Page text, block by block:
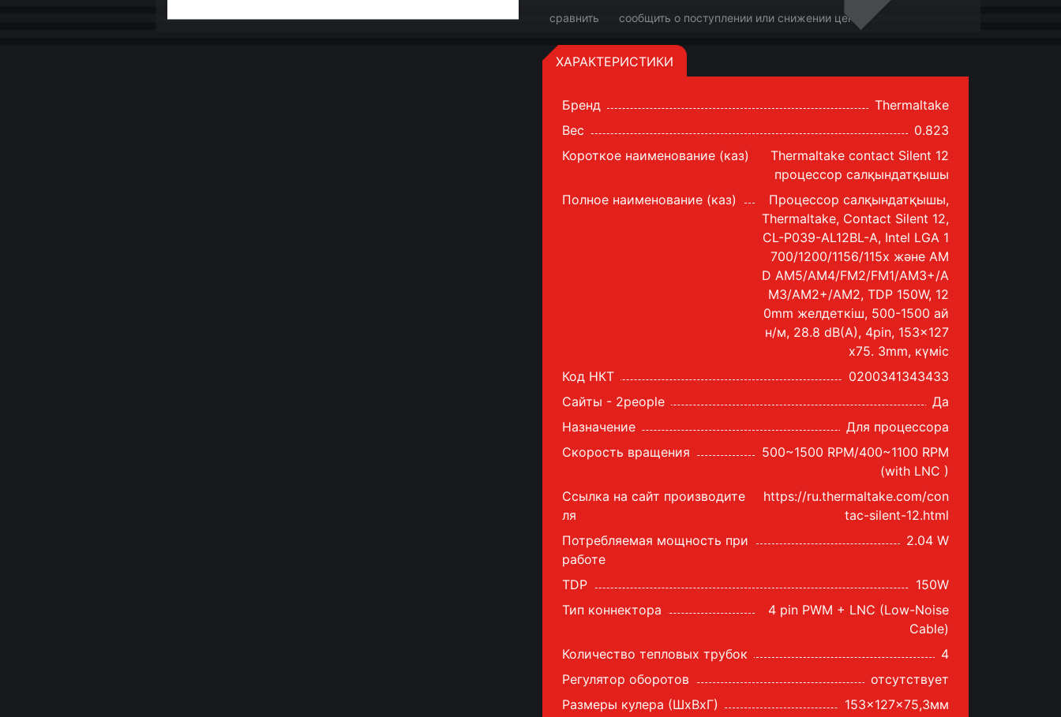
сравнить сообщить о поступлении или снижении цены
ХАРАКТЕРИСТИКИ
Бренд
Thermaltake
Вес
0.823
Короткое наименование (каз)
Thermaltake contact Silent 12
процессор салқындатқышы
Полное наименование (каз)
Процессор салқындатқышы,
Thermaltake, Contact Silent 12,
CL-P039-AL12BL-A, Intel LGA 1
700/1200/1156/115x және AM
D AM5/AM4/FM2/FM1/AM3+/A
M3/AM2+/AM2, TDP 150W, 12
0mm желдеткіш, 500-1500 ай
н/м, 28.8 dB(A), 4pin, 153x127
x75. 3mm, күміс
Код НКТ
0200341343433
Сайты - 2people
Да
Назначение
Для процессора
Скорость вращения
500~1500 RPM/400~1100 RPM
(with LNC )
Ссылка на сайт производите
ля
https://ru.thermaltake.com/con
tac-silent-12.html
Потребляемая мощность при
работе
2.04 W
TDP
150W
Тип коннектора
4 pin PWM + LNC (Low-Noise
Cable)
Количество тепловых трубок
4
Регулятор оборотов
отсутствует
Размеры кулера (ШхВxГ)
153x127x75,3мм